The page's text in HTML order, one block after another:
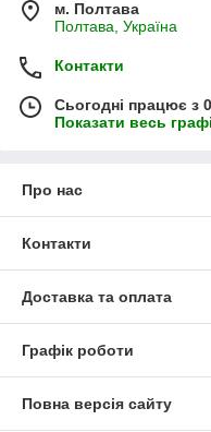
м. Полтава
Полтава, Україна
Контакти
Сьогодні працює з
Показати весь
Про нас
Контакти
Доставка та оплата
Графік роботи
Повна версія сайту